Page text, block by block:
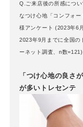
Q.ご来店後の所感につ
なつけ心地「コンフォ
様アンケート (2023年6
2023年9月までに全国の
ーネット調査、n数=121)
「つけ心地の良さ
が多いトレセンテ